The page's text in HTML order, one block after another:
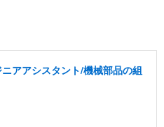
アアシスタント/機械部品の組